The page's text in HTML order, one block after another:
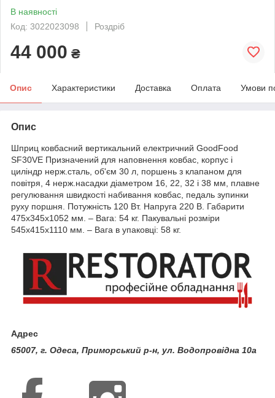
В наявності
Код: 3022023098
Роздріб
44 000 ₴
Опис Характеристики Доставка Оплата Умови
Опис
Шприц ковбасний вертикальний електричний GoodFood
SF30VE Призначений для наповнення ковбас, корпус і
циліндр нерж.сталь, об'єм 30 л, поршень з клапаном для
повітря, 4 нерж.насадки діаметром 16, 22, 32 і 38 мм, плавне
регулювання швидкості набивання ковбас, педаль зупинки
руху поршня. Потужність 120 Вт. Напруга 220 В. Габарити
475х345х1052 мм. – Вага: 54 кг. Пакувальні розміри
545х415х1110 мм. – Вага в упаковці: 58 кг.
Адрес
65007, г. Одеса, Приморський р-н, ул. Водопровідна 10а